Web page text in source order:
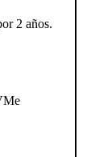
2 años.